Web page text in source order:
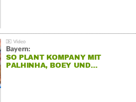
Bayern:
SO PLANT KOMPANY MIT
PALHINHA, BOEY UND…